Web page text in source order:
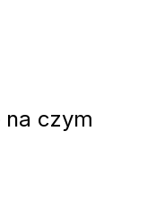
na czym